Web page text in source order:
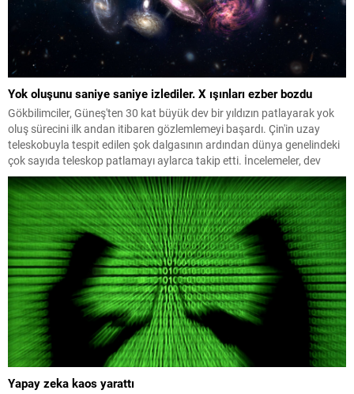
Yok oluşunu saniye saniye izlediler. X ışınları ezber bozdu
Gökbilimciler, Güneş'ten 30 kat büyük dev bir yıldızın patlayarak yok
oluş sürecini ilk andan itibaren gözlemlemeyi başardı. Çin'in uzay
teleskobuyla tespit edilen şok dalgasının ardından dünya genelindeki
çok sayıda teleskop patlamayı aylarca takip etti. İncelemeler, dev
yıldızların daha önce bilinmeyen yollarla da patlayabildiğini ortaya
koydu.
Yapay zeka kaos yarattı